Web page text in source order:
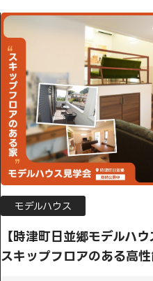
モデルハウス
【時津町日並郷モデルハウ
スキップフロアのある高